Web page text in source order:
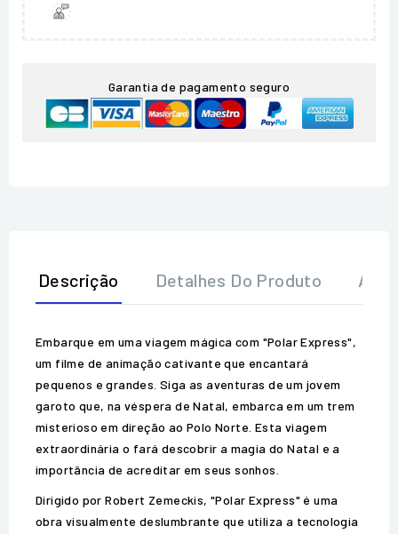
Garantia de pagamento seguro
Descrição Detalhes Do Produto
Embarque em uma viagem mágica com "Polar Express",
um filme de animação cativante que encantará
pequenos e grandes. Siga as aventuras de um jovem
garoto que, na véspera de Natal, embarca em um trem
misterioso em direção ao Polo Norte. Esta viagem
extraordinária o fará descobrir a magia do Natal e a
importância de acreditar em seus sonhos.
Dirigido por Robert Zemeckis, "Polar Express" é uma
obra visualmente deslumbrante que utiliza a tecnologia